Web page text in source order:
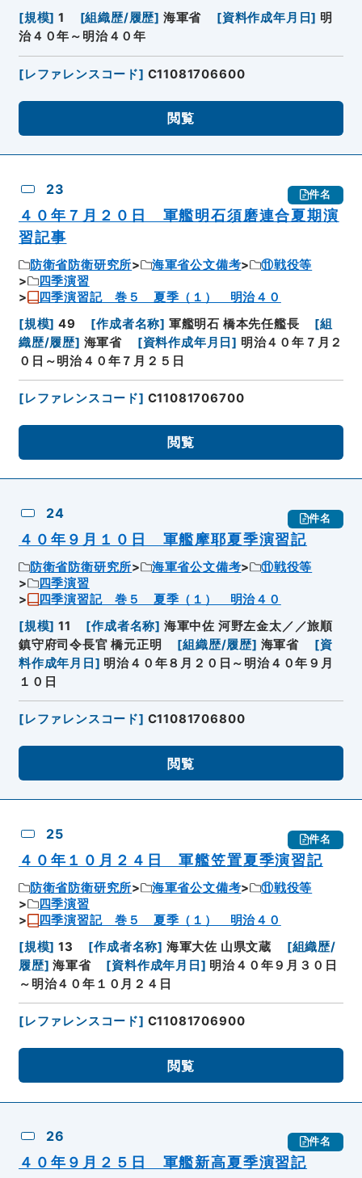
[規模] 1 [組織歴/履歴] 海軍省 [資料作成年月日] 明
治４０年～明治４０年
[レファレンスコード] C11081706600
閲覧
23 件名
４０年７月２０日 軍艦明石須磨連合夏期演
習記事
防衛省防衛研究所 海軍省公文備考
⑪戦役等
四季演習
四季演習記 巻５ 夏季（１） 明治４０
[規模] 49 [作成者名称] 軍艦明石 橋本先任艦長 [組
織歴/履歴] 海軍省 [資料作成年月日] 明治４０年７月２
０日～明治４０年７月２５日
[レファレンスコード] C11081706700
閲覧
24 件名
４０年９月１０日 軍艦摩耶夏季演習記
防衛省防衛研究所 海軍省公文備考
⑪戦役等
四季演習
四季演習記 巻５ 夏季（１） 明治４０
[規模] 11 [作成者名称] 海軍中佐 河野左金太／／旅順
鎮守府司令長官 橋元正明
[組織歴/履歴] 海軍省 [資
料作成年月日 ] 明治４０年８月２０日～明治４０年９月
１０日
[レファレンスコード] C11081706800
閲覧
25 件名
４０年１０月２４日 軍艦笠置夏季演習記
防衛省防衛研究所 海軍省公文備考
⑪戦役等
四季演習
四季演習記 巻５ 夏季（１） 明治４０
[規模] 13 [作成者名称] 海軍大佐 山県文蔵 [組織歴/
履歴] 海軍省 [資料作成年月日 ] 明治４０年９月３０日
～明治４０年１０月２４日
[レファレンスコード] C11081706900
閲覧
26 件名
４０年９月２５日 軍艦新高夏季演習記